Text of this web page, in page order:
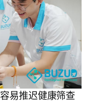
易推迟健康筛查